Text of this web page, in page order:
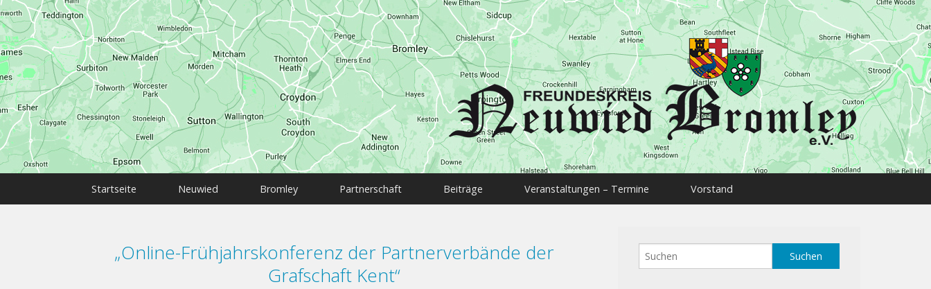
Startseite Neuwied Bromley Partnerschaft Beiträge Veranstaltungen – Termine Vorstand
„Online-Frühjahrskonferenz der Partnerverbände der
Grafschaft Kent“